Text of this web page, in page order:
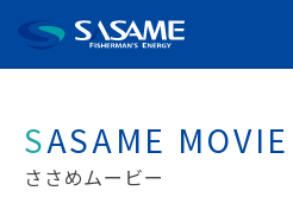
SASAME MOVIE
ささめムービー